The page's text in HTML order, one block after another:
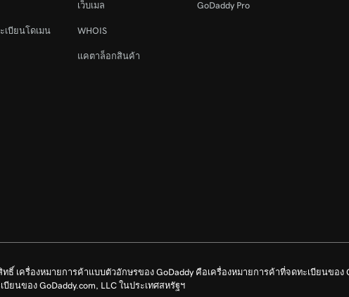
เบียนโดเมน
เว็บเมล
WHOIS
แคตาล็อกสินค้า
GoDaddy Pro
ธิ์ เครื่องหมายการค้าแบบตัวอักษรของ GoDaddy คือเครื่องหมายการค้าที่จดทะเบียนของ
ยนของ GoDaddy.com, LLC ในประเทศสหรัฐฯ